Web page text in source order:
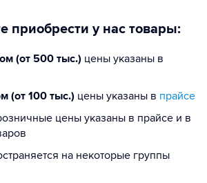
приобрести у нас товары:
(от 500 тыс.) цены указаны в
(от 100 тыс.) цены указаны в прайсе
цены указаны в прайсе и в
на некоторые группы